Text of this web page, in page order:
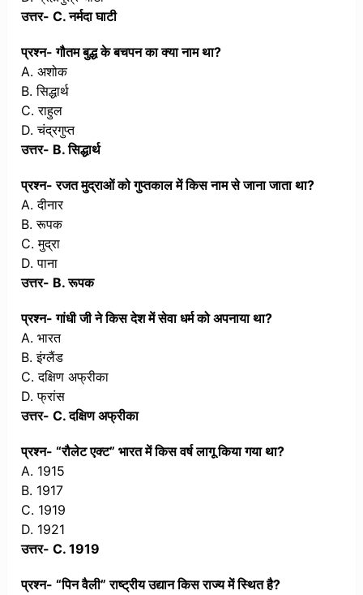
उत्तर- C. नर्मदा घाटी
प्रश्न- गौतम बुद्ध के बचपन का क्या नाम था?
A. अशोक
B. सिद्धार्थ
C. राहुल
D. चंद्रगुप्त
उत्तर- B. सिद्धार्थ
प्रश्न- रजत मुद्राओं को गुप्तकाल में किस नाम से जाना जाता था?
A. दीनार
B. रूपक
C. मुद्रा
D. पाना
उत्तर- B. रूपक
प्रश्न- गांधी जी ने किस देश में सेवा धर्म को अपनाया था?
A. भारत
B. इंग्लैंड
C. दक्षिण अफ्रीका
D. फ्रांस
उत्तर- C. दक्षिण अफ्रीका
प्रश्न- “रौलेट एक्ट” भारत में किस वर्ष लागू किया गया था?
A. 1915
B. 1917
C. 1919
D. 1921
उत्तर- C. 1919
प्रश्न- “पिन वैली” राष्ट्रीय उद्यान किस राज्य में स्थित है?